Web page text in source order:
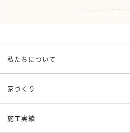
私たちについて
家づくり
施工実績